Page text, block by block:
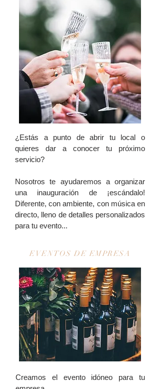
¿Estás a punto de abrir tu local o
quieres dar a conocer tu próximo
servicio?
Nosotros te ayudaremos a organizar
una inauguración de ¡escándalo!
Diferente, con ambiente, con música en
directo, lleno de detalles personalizados
para tu evento...
EVENTOS DE EMPRESA
Creamos el evento idóneo para tu